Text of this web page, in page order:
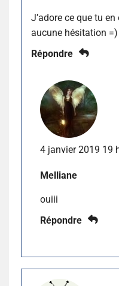
J’adore ce que tu
aucune hésitation =)
Répondre
4 janvier 2019 19
Melliane
ouiii
Répondre